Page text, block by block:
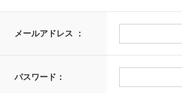
メールアドレス ：
パスワード：